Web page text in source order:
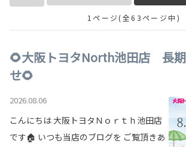
1ページ(全63ページ中)
🌻大阪トヨタNorth池田店 長
せ🌻
2026.08.06
こんにちは 大阪トヨタＮｏｒｔｈ池田店
です🏠 いつも当店のブログを ご覧頂きあ